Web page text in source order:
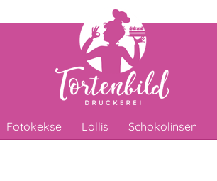
Fotokekse Lollis Schokolinsen